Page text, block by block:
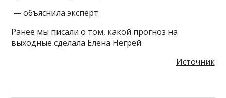
— объяснила эксперт.
Ранее мы писали о том, какой прогноз на
выходные сделала Елена Негрей.
Источник